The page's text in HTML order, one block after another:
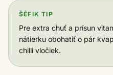
ŠÉFIK TIP
Pre extra chuť a prísun
nátierku obohatiť o pár
chilli vločiek.